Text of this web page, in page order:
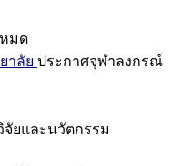
มด
าลัย ประกาศจุฬาลงกรณ์
จัยและนวัตกรรม